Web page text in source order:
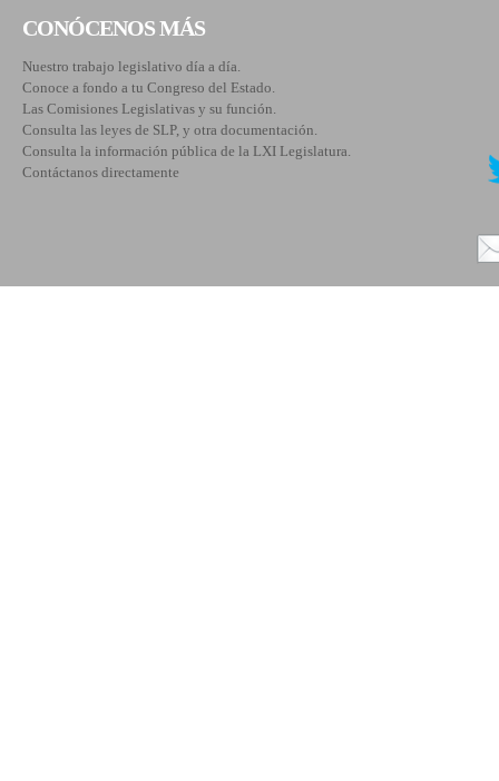
CONÓCENOS MÁS
Nuestro trabajo legislativo día a día.
Conoce a fondo a tu Congreso del Estado.
Las Comisiones Legislativas y su función.
Consulta las leyes de SLP, y otra documentación.
Consulta la información pública de la LXI Legislatura.
Contáctanos directamente